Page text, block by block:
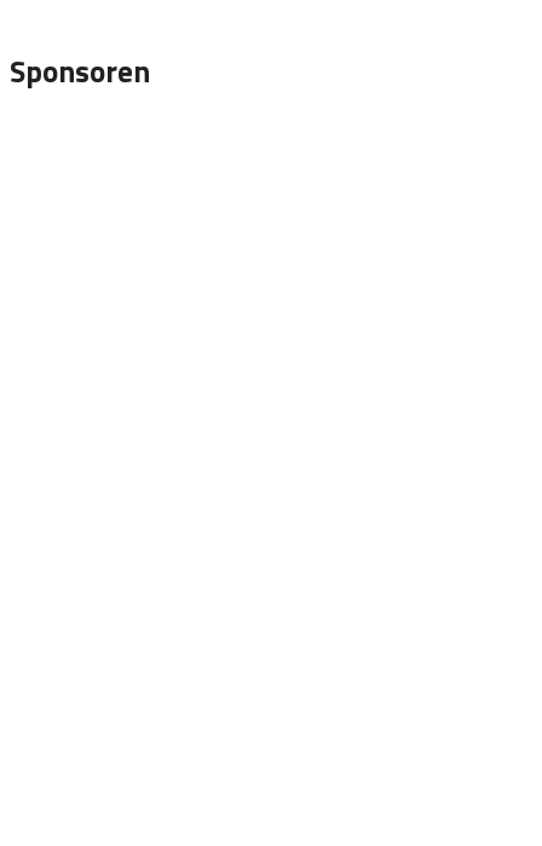
Sponsoren